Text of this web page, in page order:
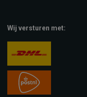
Wij versturen met: